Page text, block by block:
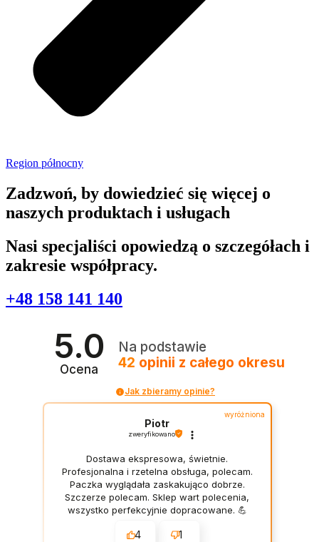
Region północny
Zadzwoń, by dowiedzieć się więcej o
naszych produktach i usługach
Nasi specjaliści opowiedzą o szczegółach i
zakresie współpracy.‎
+48 158 141 140
5.0
Ocena
Na podstawie
42 opinii z całego okresu
Jak zbieramy opinie?
wyróżniona
Piotr
zweryfikowano
Dostawa ekspresowa, świetnie.
Profesjonalna i rzetelna obsługa, polecam.
Paczka wyglądała zaskakująco dobrze.
Szczerze polecam. Sklep wart polecenia,
wszystko perfekcyjnie dopracowane. 💪
4 1